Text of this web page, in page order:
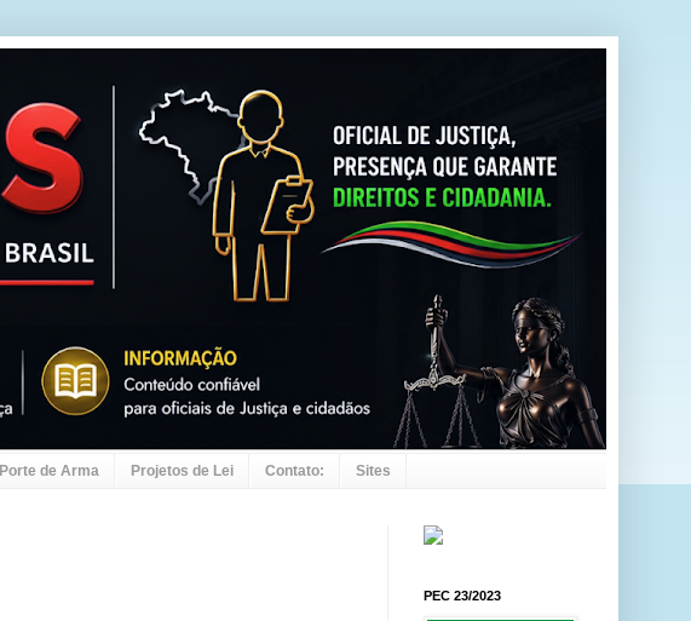
Porte de Arma Projetos de Lei Contato: Sites
PEC 23/2023